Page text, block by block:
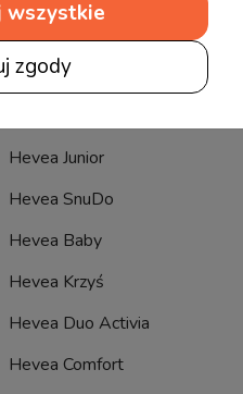
Hevea Junior
Hevea SnuDo
Hevea Baby
Hevea Krzyś
Hevea Duo Activia
Hevea Comfort
zgody
wszystkie